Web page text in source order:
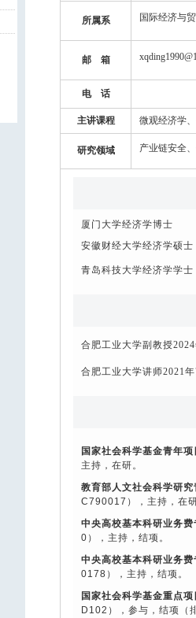
所属系 国际经济与
邮 箱
电 话
主讲课程 微观经济学
研究领域 产业链安全
厦门大学经济学博士
安徽财经大学经济学硕士
青岛科技大学经济学学士
合肥工业大学副教授
合肥工业大学讲师2021
国家社会科学基金青年项
主持，在研。
教育部人文社会科学研究
C790017 ），主持，在研
中央高校基本科研业务费
0 ），主持，结项。
中央高校基本科研业务费
0178 ），主持，结项。
国家社会科学基金重点项
D102 ），参与，结项（